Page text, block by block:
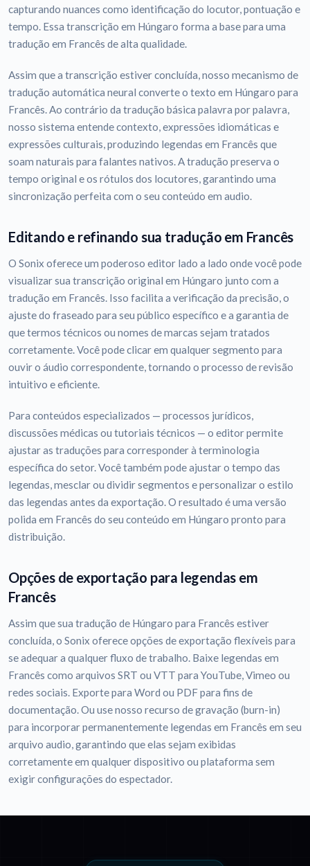
capturando nuances como identificação do locutor, pontuação e
tempo. Essa transcrição em Húngaro forma a base para uma
tradução em Francês de alta qualidade.
Assim que a transcrição estiver concluída, nosso mecanismo de
tradução automática neural converte o texto em Húngaro para
Francês. Ao contrário da tradução básica palavra por palavra,
nosso sistema entende contexto, expressões idiomáticas e
expressões culturais, produzindo legendas em Francês que
soam naturais para falantes nativos. A tradução preserva o
tempo original e os rótulos dos locutores, garantindo uma
sincronização perfeita com o seu conteúdo em audio.
Editando e refinando sua tradução em Francês
O Sonix oferece um poderoso editor lado a lado onde você pode
visualizar sua transcrição original em Húngaro junto com a
tradução em Francês. Isso facilita a verificação da precisão, o
ajuste do fraseado para seu público específico e a garantia de
que termos técnicos ou nomes de marcas sejam tratados
corretamente. Você pode clicar em qualquer segmento para
ouvir o áudio correspondente, tornando o processo de revisão
intuitivo e eficiente.
Para conteúdos especializados — processos jurídicos,
discussões médicas ou tutoriais técnicos — o editor permite
ajustar as traduções para corresponder à terminologia
específica do setor. Você também pode ajustar o tempo das
legendas, mesclar ou dividir segmentos e personalizar o estilo
das legendas antes da exportação. O resultado é uma versão
polida em Francês do seu conteúdo em Húngaro pronto para
distribuição.
Opções de exportação para legendas em
Francês
Assim que sua tradução de Húngaro para Francês estiver
concluída, o Sonix oferece opções de exportação flexíveis para
se adequar a qualquer fluxo de trabalho. Baixe legendas em
Francês como arquivos SRT ou VTT para YouTube, Vimeo ou
redes sociais. Exporte para Word ou PDF para fins de
documentação. Ou use nosso recurso de gravação (burn-in)
para incorporar permanentemente legendas em Francês em seu
arquivo audio, garantindo que elas sejam exibidas
corretamente em qualquer dispositivo ou plataforma sem
exigir configurações do espectador.